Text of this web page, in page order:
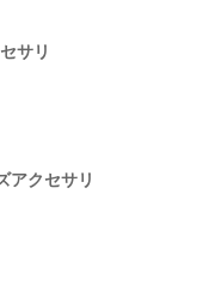
サリ
アクセサリ